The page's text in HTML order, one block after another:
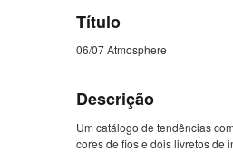
Título
06/07 Atmosphere
Descrição
Um catálogo de tendências
cores de fios e dois livretos de